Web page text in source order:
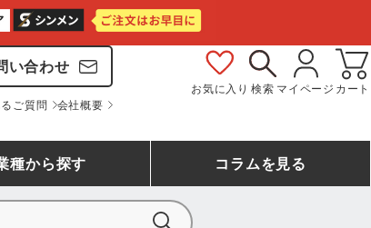
い合わせ
ご質問 会社概要
お気に入り 検索 マイページ カート
種から探す コラムを見る